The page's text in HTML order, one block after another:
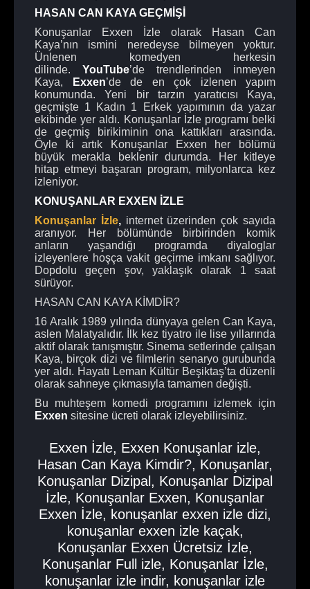
HASAN CAN KAYA GEÇMİŞİ
Konuşanlar Exxen İzle olarak Hasan Can
Kaya’nın ismini neredeyse bilmeyen yoktur.
Ünlenen komedyen herkesin
dilinde. YouTube’de trendlerinden inmeyen
Kaya,
Exxen’de de en çok izlenen yapım
konumunda. Yeni bir tarzın yaratıcısı Kaya,
geçmişte 1 Kadın 1 Erkek yapımının da yazar
ekibinde yer aldı. Konuşanlar İzle programı belki
de geçmiş birikiminin ona kattıkları arasında.
Öyle ki artık Konuşanlar Exxen her bölümü
büyük merakla beklenir durumda. Her kitleye
hitap etmeyi başaran program, milyonlarca kez
izleniyor.
KONUŞANLAR EXXEN İZLE
Konuşanlar İzle,internet üzerinden çok sayıda
aranıyor. Her bölümünde birbirinden komik
anların yaşandığı programda diyaloglar
izleyenlere hoşça vakit geçirme imkanı sağlıyor.
Dopdolu geçen şov, yaklaşık olarak 1 saat
sürüyor.
HASAN CAN KAYA KİMDİR?
16 Aralık 1989 yılında dünyaya gelen Can Kaya,
aslen Malatyalıdır. İlk kez tiyatro ile lise yıllarında
aktif olarak tanışmıştır. Sinema setlerinde çalışan
Kaya, birçok dizi ve filmlerin senaryo gurubunda
yer aldı. Hayatı Leman Kültür Beşiktaş’ta düzenli
olarak sahneye çıkmasıyla tamamen değişti.
Bu muhteşem komedi programını izlemek için
Exxen sitesine ücreti olarak izleyebilirsiniz.
Exxen İzle, Exxen Konuşanlar izle,
Hasan Can Kaya Kimdir?, Konuşanlar,
Konuşanlar Dizipal , Konuşanlar Dizipal
İzle, Konuşanlar Exxen, Konuşanlar
Exxen İzle, konuşanlar exxen izle dizi,
konuşanlar exxen izle kaçak,
Konuşanlar Exxen Ücretsiz İzle,
Konuşanlar Full izle, Konuşanlar İzle,
konuşanlar izle indir, konuşanlar izle